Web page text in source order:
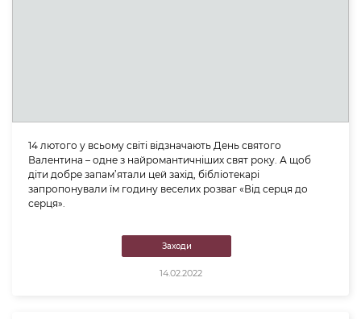
14 лютого у всьому світі відзначають День святого
Валентина – одне з найромантичніших свят року. А щоб
діти добре запам’ятали цей захід, бібліотекарі
запропонували їм годину веселих розваг «Від серця до
серця».
Заходи
14.02.2022